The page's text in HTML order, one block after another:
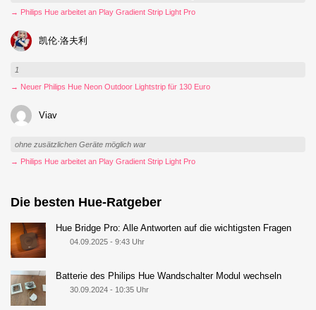
→ Philips Hue arbeitet an Play Gradient Strip Light Pro
凯伦·洛夫利
1
→ Neuer Philips Hue Neon Outdoor Lightstrip für 130 Euro
Viav
ohne zusätzlichen Geräte möglich war
→ Philips Hue arbeitet an Play Gradient Strip Light Pro
Die besten Hue-Ratgeber
Hue Bridge Pro: Alle Antworten auf die wichtigsten Fragen
04.09.2025 - 9:43 Uhr
Batterie des Philips Hue Wandschalter Modul wechseln
30.09.2024 - 10:35 Uhr